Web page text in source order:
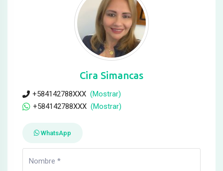
Cira Simancas
+584142788XXX (Mostrar)
+584142788XXX (Mostrar)
WhatsApp